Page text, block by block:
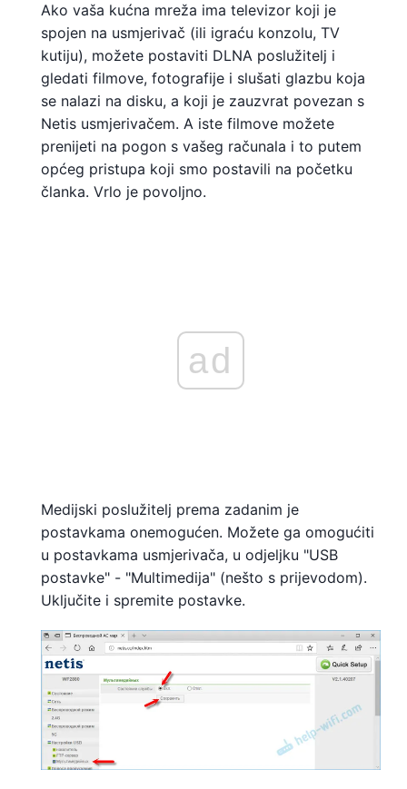
Ako vaša kućna mreža ima televizor koji je
spojen na usmjerivač (ili igraću konzolu, TV
kutiju), možete postaviti DLNA poslužitelj i
gledati filmove, fotografije i slušati glazbu koja
se nalazi na disku, a koji je zauzvrat povezan s
Netis usmjerivačem. A iste filmove možete
prenijeti na pogon s vašeg računala i to putem
općeg pristupa koji smo postavili na početku
članka. Vrlo je povoljno.
ad
Medijski poslužitelj prema zadanim je
postavkama onemogućen. Možete ga omogućiti
u postavkama usmjerivača, u odjeljku "USB
postavke" - "Multimedija" (nešto s prijevodom).
Uključite i spremite postavke.